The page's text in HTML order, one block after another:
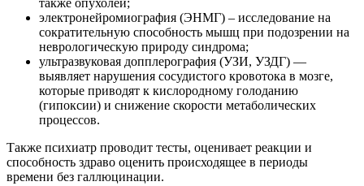
также опухолей;
электронейромиография (ЭНМГ) – исследование на
сократительную способность мышц при подозрении на
неврологическую природу синдрома;
ультразвуковая допплерография (УЗИ, УЗДГ) —
выявляет нарушения сосудистого кровотока в мозге,
которые приводят к кислородному голоданию
(гипоксии) и снижение скорости метаболических
процессов.
Также психиатр проводит тесты, оценивает реакции и
способность здраво оценить происходящее в периоды
времени без галлюцинации.